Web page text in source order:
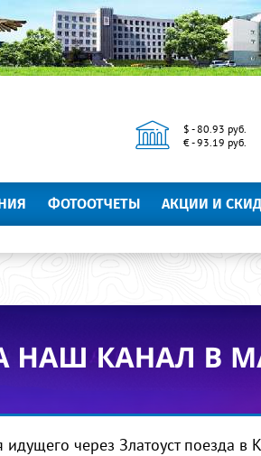
$ - 80.93 руб.
€ - 93.19 руб.
ФОТООТЧЕТЫ АКЦИИ И
через Златоуст поезда в